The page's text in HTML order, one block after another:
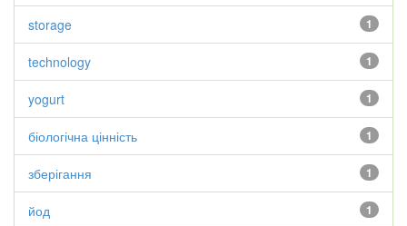
1
storage
1
technology
1
yogurt
1
біологічна цінність
1
зберігання
1
йод